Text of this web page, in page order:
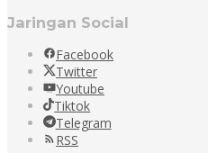
Jaringan Social
Facebook
Twitter
Youtube
Tiktok
Telegram
RSS